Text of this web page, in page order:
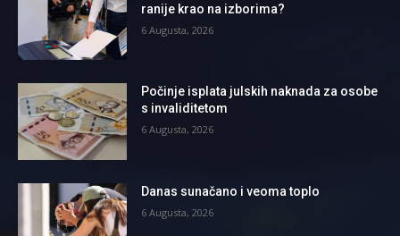
ranije krao na izborima?
6 Augusta, 2026
Počinje isplata julskih naknada za osobe
s invaliditetom
6 Augusta, 2026
Danas sunačano i veoma toplo
6 Augusta, 2026